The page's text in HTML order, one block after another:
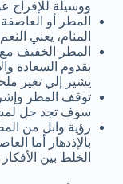
ووسيلة للإفراج
المطر أو
المنام، يعني
المطر الخفيف
بقدوم السعادة
يشير إلي تغير
توقف المطر
سوف تجد حل
رؤية وابل من
بالإذدهار أما
الخلط بين